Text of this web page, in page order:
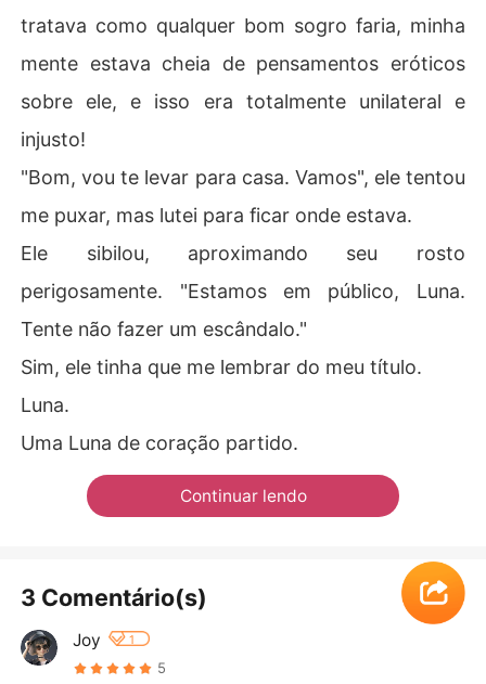
tratava como qualquer bom sogro faria, minha
mente estava cheia de pensamentos eróticos
sobre ele, e isso era totalmente unilateral e
injusto!
"Bom, vou te levar para casa. Vamos", ele tentou
me puxar, mas lutei para ficar onde estava.
Ele sibilou, aproximando seu rosto
perigosamente. "Estamos em público, Luna.
Tente não fazer um escândalo."
Sim, ele tinha que me lembrar do meu título.
Luna.
Uma Luna de coração partido.
Continuar lendo
3 Comentário(s)
Joy 1
5